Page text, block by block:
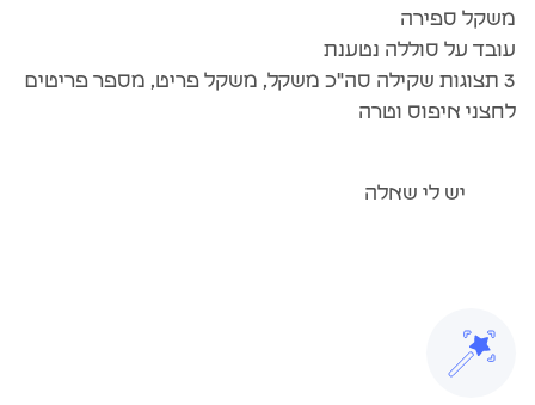
משקל ספירה
עובד על סוללה נטענת
3 תצוגות שקילה סה"כ משקל, משקל פריט, מספר פריטים
לחצני איפוס וטרה
יש לי שאלה